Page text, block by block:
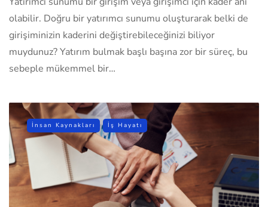
olabilir. Doğru bir yatırımcı sunumu oluşturarak belki de
girişiminizin kaderini değiştirebileceğinizi biliyor
muydunuz? Yatırım bulmak başlı başına zor bir süreç, bu
sebeple mükemmel bir…
İnsan Kaynakları İş Hayatı